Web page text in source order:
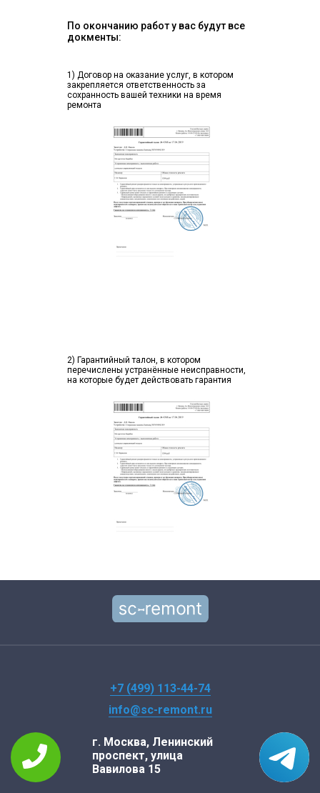
По окончанию работ у вас будут все
докменты:
1) Договор на оказание услуг, в котором
закрепляется ответственность за
сохранность вашей техники на время
ремонта
2) Гарантийный талон, в котором
перечислены устранённые неисправности,
на которые будет действовать гарантия
+7 (499) 113-44-74
info@sc-remont.ru
г. Москва, Ленинский
проспект, улица
Вавилова 15